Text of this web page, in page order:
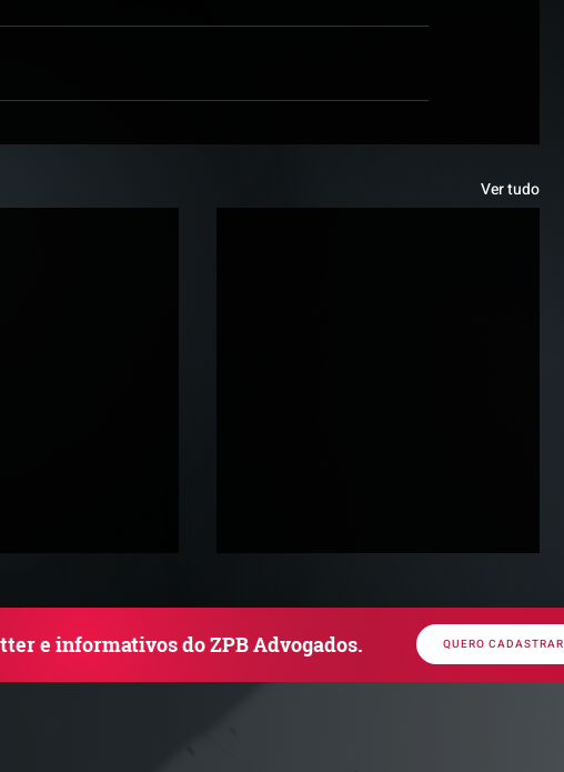
Ver tudo
e informativos do ZPB Advogados. QUERO CADASTRAR